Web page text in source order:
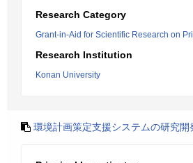
Research Category
Grant-in-Aid for Scientific Research on
Research Institution
Konan University
環境計画策定支援システムの研究開